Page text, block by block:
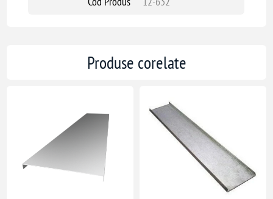
Produse corelate